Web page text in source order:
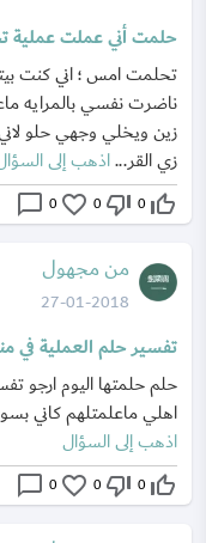
حلمت أني عملت عملية
تحلمت امس ؛ اني كنت
ناضرت نفسي بالمرايه
زين ويخلي وجهي حلو
زي القر...اذهب إلى
thumb_up_off_alt
0
thumb_down_off_alt
0
favorite_border
0
chat_bubble_outline
من مجهول
27-01-2018
تفسير حلم العملية في
حلم حلمتها اليوم ارجو
اهلي ماعلمتلهم كاني
اذهب إلى السؤال
thumb_up_off_alt
0
thumb_down_off_alt
0
favorite_border
0
chat_bubble_outline